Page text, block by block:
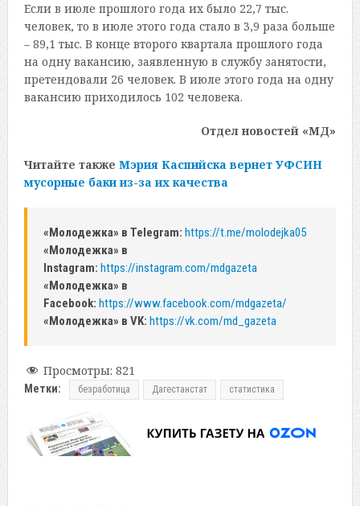
Если в июле прошлого года их было 22,7 тыс.
человек, то в июле этого года стало в 3,9 раза больше
– 89,1 тыс. В конце второго квартала прошлого года
на одну вакансию, заявленную в службу занятости,
претендовали 26 человек. В июле этого года на одну
вакансию приходилось 102 человека.
Отдел новостей «МД»
Читайте также Мэрия Каспийска вернет УФСИН
мусорные баки из-за их качества
«Молодежка» в Telegram: https://t.me/molodejka05
«Молодежка» в
Instagram: https://instagram.com/mdgazeta
«Молодежка» в
Facebook: https://www.facebook.com/mdgazeta/
«Молодежка» в VK: https://vk.com/md_gazeta
Просмотры: 821
Метки: безработица Дагестанстат статистика